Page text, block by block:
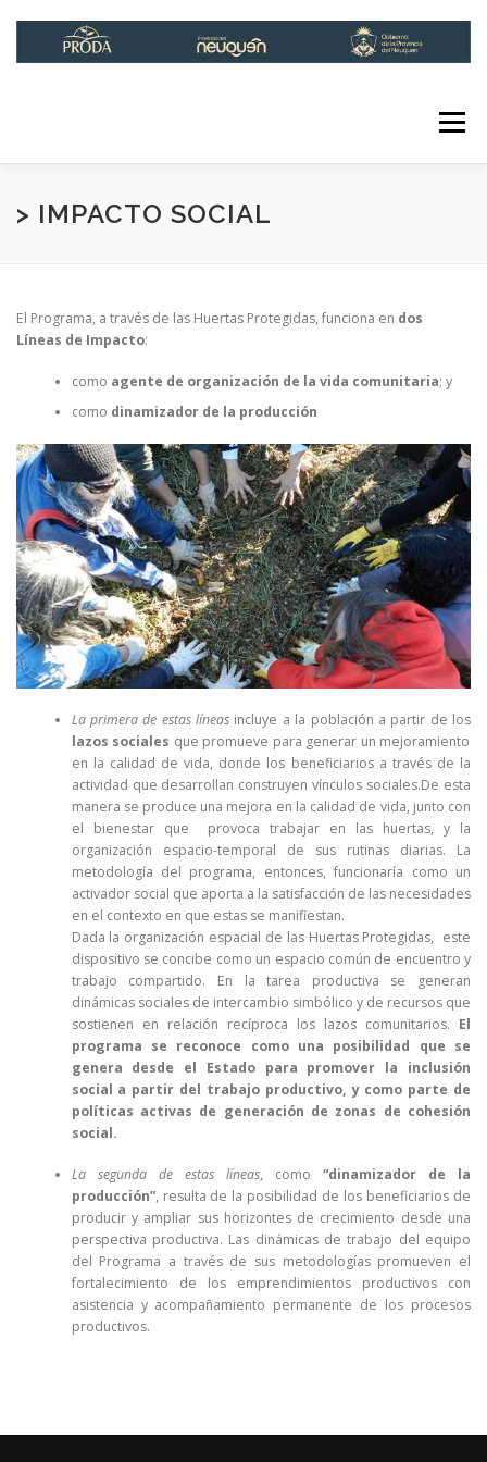
Menú
INICIO INSTITUCIONAL
> IMPACTO SOCIAL
El Programa, a través de las Huertas Protegidas, funciona en dos
Líneas de Impacto:
como agente de organización de la vida comunitaria; y
como dinamizador de la producción
La primera de estas líneas incluye a la población a partir de los
lazos sociales que promueve para generar un mejoramiento
en la calidad de vida, donde los beneficiarios a través de la
actividad que desarrollan construyen vínculos sociales.De esta
manera se produce una mejora en la calidad de vida, junto con
el bienestar que provoca trabajar en las huertas, y la
organización espacio-temporal de sus rutinas diarias. La
metodología del programa, entonces, funcionaría como un
activador social que aporta a la satisfacción de las necesidades
en el contexto en que estas se manifiestan.
Dada la organización espacial de las Huertas Protegidas, este
dispositivo se concibe como un espacio común de encuentro y
trabajo compartido. En la tarea productiva se generan
dinámicas sociales de intercambio simbólico y de recursos que
sostienen en relación recíproca los lazos comunitarios. El
programa se reconoce como una posibilidad que se
genera desde el Estado para promover la inclusión
social a partir del trabajo productivo, y como parte de
políticas activas de generación de zonas de cohesión
social.
La segunda de estas líneas, como “dinamizador de la
producción”, resulta de la posibilidad de los beneficiarios de
producir y ampliar sus horizontes de crecimiento desde una
perspectiva productiva. Las dinámicas de trabajo del equipo
del Programa a través de sus metodologías promueven el
fortalecimiento de los emprendimientos productivos con
asistencia y acompañamiento permanente de los procesos
productivos.